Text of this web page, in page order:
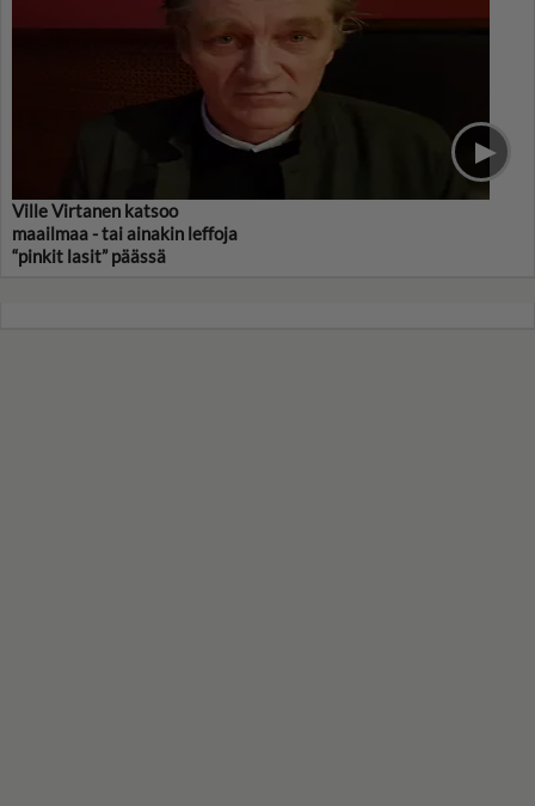
Ville Virtanen katsoo
maailmaa - tai ainakin leffoja
“pinkit lasit” päässä